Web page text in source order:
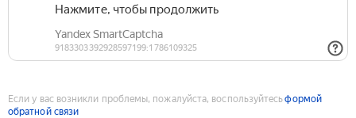
Если у вас возникли проблемы, пожалуйста, воспользуйтесьформой
обратной связи